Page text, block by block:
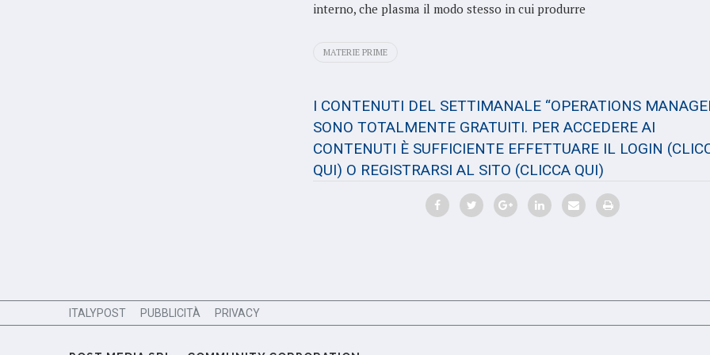
interno, che plasma il modo stesso in cui produrre
MATERIE PRIME
I CONTENUTI DEL SETTIMANALE “OPERATIONS
SONO TOTALMENTE GRATUITI. PER ACCEDERE AI
CONTENUTI È SUFFICIENTE EFFETTUARE IL LOGIN
QUI) O REGISTRARSI AL SITO (CLICCA QUI)
ITALYPOST PUBBLICITÀ PRIVACY